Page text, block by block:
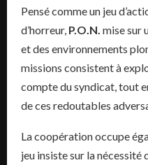
Pensé comme un jeu
d’horreur, P.O.N. mise sur
et des environnements
missions consistent à
compte du syndicat, tout
de ces redoutables
La coopération occupe
jeu insiste sur la nécessité